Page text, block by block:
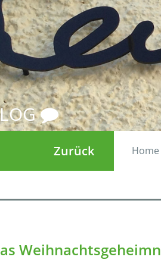
Zurück Home